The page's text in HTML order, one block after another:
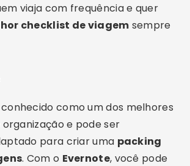
viaja com frequência e quer
checklist de viagem sempre
como um dos melhores
e pode ser
para criar uma packing
. Com o Evernote, você pode